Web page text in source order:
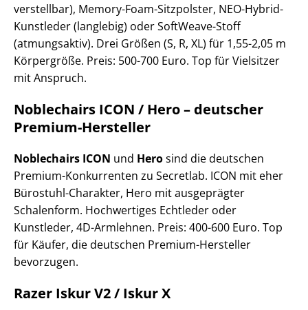
verstellbar), Memory-Foam-Sitzpolster, NEO-Hybrid-
Kunstleder (langlebig) oder SoftWeave-Stoff
(atmungsaktiv). Drei Größen (S, R, XL) für 1,55-2,05 m
Körpergröße. Preis: 500-700 Euro. Top für Vielsitzer
mit Anspruch.
Noblechairs ICON / Hero – deutscher
Premium-Hersteller
Noblechairs ICON und Herosind die deutschen
Premium-Konkurrenten zu Secretlab. ICON mit eher
Bürostuhl-Charakter, Hero mit ausgeprägter
Schalenform. Hochwertiges Echtleder oder
Kunstleder, 4D-Armlehnen. Preis: 400-600 Euro. Top
für Käufer, die deutschen Premium-Hersteller
bevorzugen.
Razer Iskur V2 / Iskur X